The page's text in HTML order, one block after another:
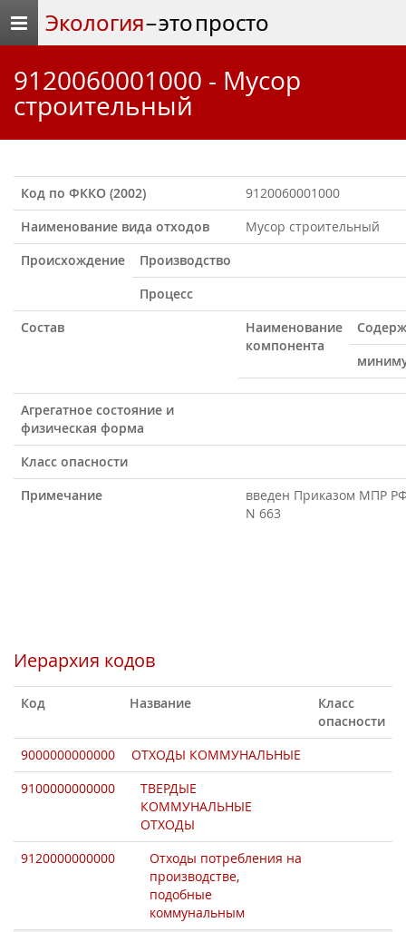
Экология– это просто
9120060001000 - Мусор
строительный
Код по ФККО (2002)
9120060001000
Наименование вида отходов
Мусор строительный
Происхождение
Производство
Процесс
Состав
Наименование
компонента
Агрегатное состояние и
физическая форма
Класс опасности
Примечание
введен Приказом МПР
N 663
Иерархия кодов
Код Название
Класс
опасности
9000000000000
ОТХОДЫ КОММУНАЛЬНЫЕ
9100000000000
ТВЕРДЫЕ
КОММУНАЛЬНЫЕ
ОТХОДЫ
9120000000000
Отходы потребления на
производстве,
подобные
коммунальным